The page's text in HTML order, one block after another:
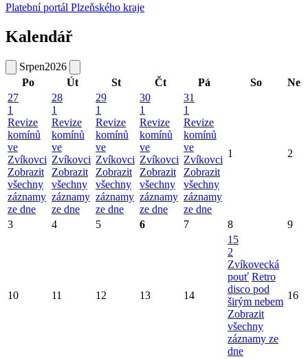
Platební portál Plzeňského kraje
Kalendář
Srpen2026
Po
Út St Čt Pá So
Ne
27
1
Revize
komínů
ve
Zvíkovci
Zobrazit
všechny
záznamy
ze dne
28
1
Revize
komínů
ve
Zvíkovci
Zobrazit
všechny
záznamy
ze dne
29
1
Revize
komínů
ve
Zvíkovci
Zobrazit
všechny
záznamy
ze dne
30
1
Revize
komínů
ve
Zvíkovci
Zobrazit
všechny
záznamy
ze dne
31
1
Revize
komínů
ve
Zvíkovci
Zobrazit
všechny
záznamy
ze dne
1 2
3 4 5 6 7 8 9
10 11 12 13 14
15
2
Zvíkovecká
pouť Retro
disco pod
širým nebem
Zobrazit
všechny
záznamy ze
dne
16